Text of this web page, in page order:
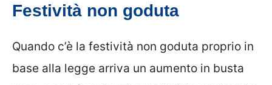
Festività non goduta
Quando c’è la festività non goduta proprio in
base alla legge arriva un aumento in busta